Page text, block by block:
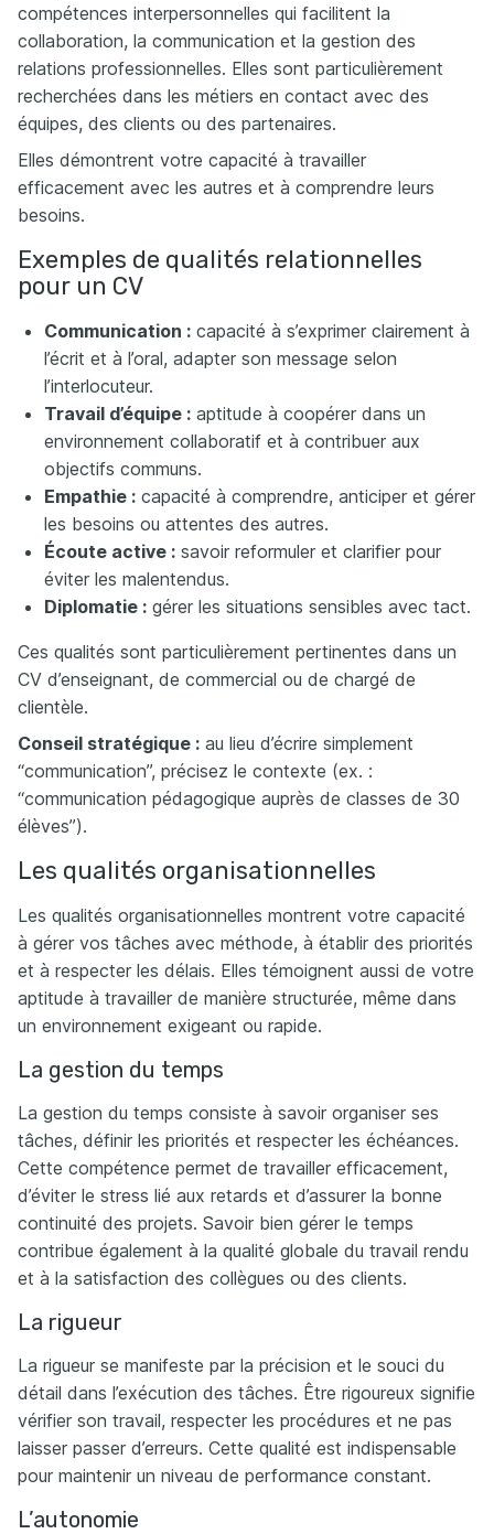
compétences interpersonnelles qui facilitent la
collaboration, la communication et la gestion des
relations professionnelles. Elles sont particulièrement
recherchées dans les métiers en contact avec des
équipes, des clients ou des partenaires.
Elles démontrent votre capacité à travailler
efficacement avec les autres et à comprendre leurs
besoins.
Exemples de qualités relationnelles
pour un CV
Communication : capacité à s’exprimer clairement à
l’écrit et à l’oral, adapter son message selon
l’interlocuteur.
Travail d’équipe : aptitude à coopérer dans un
environnement collaboratif et à contribuer aux
objectifs communs.
Empathie : capacité à comprendre, anticiper et gérer
les besoins ou attentes des autres.
Écoute active : savoir reformuler et clarifier pour
éviter les malentendus.
Diplomatie : gérer les situations sensibles avec tact.
Ces qualités sont particulièrement pertinentes dans un
CV d’enseignant, de commercial ou de chargé de
clientèle.
Conseil stratégique : au lieu d’écrire simplement
“communication”, précisez le contexte (ex. :
“communication pédagogique auprès de classes de 30
élèves”).
Les qualités organisationnelles
Les qualités organisationnelles montrent votre capacité
à gérer vos tâches avec méthode, à établir des priorités
et à respecter les délais. Elles témoignent aussi de votre
aptitude à travailler de manière structurée, même dans
un environnement exigeant ou rapide.
La gestion du temps
La gestion du temps consiste à savoir organiser ses
tâches, définir les priorités et respecter les échéances.
Cette compétence permet de travailler efficacement,
d’éviter le stress lié aux retards et d’assurer la bonne
continuité des projets. Savoir bien gérer le temps
contribue également à la qualité globale du travail rendu
et à la satisfaction des collègues ou des clients.
La rigueur
La rigueur se manifeste par la précision et le souci du
détail dans l’exécution des tâches. Être rigoureux signifie
vérifier son travail, respecter les procédures et ne pas
laisser passer d’erreurs. Cette qualité est indispensable
pour maintenir un niveau de performance constant.
L’autonomie